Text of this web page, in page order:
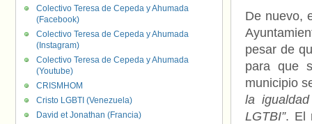
De nuevo,
pesar de
para que
municipio
la
LGTBI”. El
Colectivo Teresa de Cepeda y Ahumada
(Facebook)
Colectivo Teresa de Cepeda y Ahumada
(Instagram)
Colectivo Teresa de Cepeda y Ahumada
(Youtube)
CRISMHOM
Cristo LGBTI (Venezuela)
David et Jonathan (Francia)